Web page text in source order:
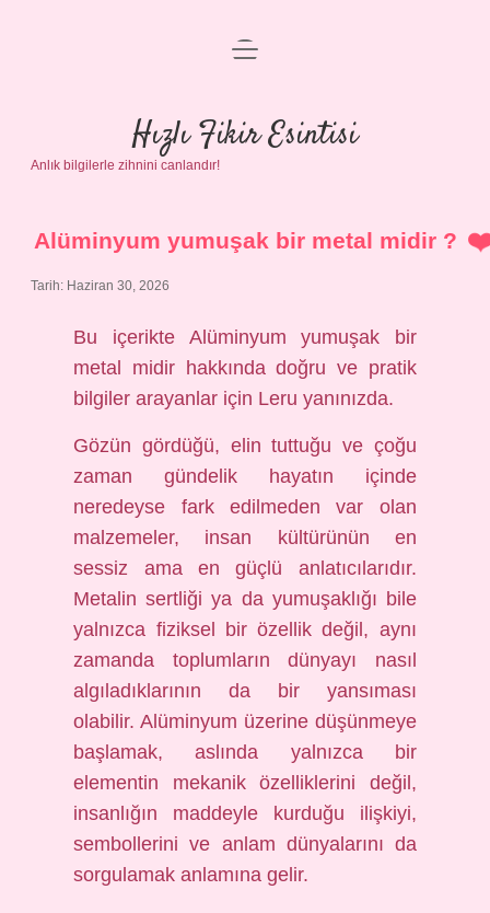
Anasayfa
Gizlilik Politikası
Yasal Uyarı
menüyü
Hızlı Fikir Esintisi
Anlık bilgilerle zihnini canlandır!
Alüminyum yumuşak bir metal midir ?
Tarih: Haziran 30, 2026
Bu içerikte Alüminyum yumuşak bir
metal midir hakkında doğru ve pratik
bilgiler arayanlar için Leru yanınızda.
Gözün gördüğü, elin tuttuğu ve çoğu
zaman gündelik hayatın içinde
neredeyse fark edilmeden var olan
malzemeler, insan kültürünün en
sessiz ama en güçlü anlatıcılarıdır.
Metalin sertliği ya da yumuşaklığı bile
yalnızca fiziksel bir özellik değil, aynı
zamanda toplumların dünyayı nasıl
algıladıklarının da bir yansıması
olabilir. Alüminyum üzerine düşünmeye
başlamak, aslında yalnızca bir
elementin mekanik özelliklerini değil,
insanlığın maddeyle kurduğu ilişkiyi,
sembollerini ve anlam dünyalarını da
sorgulamak anlamına gelir.